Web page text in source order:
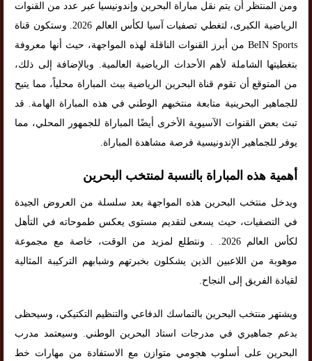
ومن المنتظر أن يتم نقل مباراة البحرين وإندونيسيا عبر عدد من القنوات
الرياضية الكبرى، لتغطي تصفيات آسيا لكأس العالم 2026. وستكون قناة
BeIN Sports من أبرز القنوات الناقلة لهذه المواجهة، حيث أنها معروفة
بتغطيتها الشاملة لأهم الأحداث الرياضية العالمية. وبالإضافة إلى ذلك،
من المتوقع أن تقوم قناة البحرين الرياضية ببث المباراة محلياً، مما يتيح
للجماهير البحرينية متابعة منتخبهم الوطني في هذه المباراة الهامة. قد
تبث بعض القنوات الآسيوية الأخرى أيضًا المباراة للجمهور المحلي، مما
يوفر للجماهير الإندونيسية فرصة مشاهدة المباراة.
أهمية هذه المباراة بالنسبة لمنتخب البحرين
ويدخل منتخب البحرين هذه المواجهة بعد سلسلة من العروض الجيدة
في التصفيات، حيث يسعى لتقديم مستوى يعكس طموحاته في التأهل
لكأس العالم 2026. . ونتطلع لمزيد من الوقت، خاصة مع مجموعة
موهوبة من اللاعبين الذين يشكلون بخبرتهم وشبابهم التركيبة المثالية
لقيادة الفريق إلى النجاح.
ويشتهر منتخب البحرين بالتماسك الدفاعي والتنظيم التكتيكي، وسيحظى
بدعم جماهيري في مدرجات استاد البحرين الوطني. وسيعتمد مدرب
البحرين على أسلوب هجومي متوازن مع الاستفادة من مهارات خط